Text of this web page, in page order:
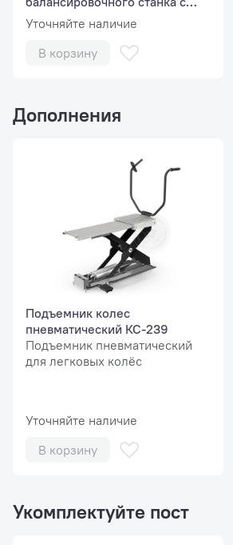
диагностическими функциями
Уточняйте наличие
В корзину
Дополнения
Подъемник колес
пневматический КС-239
Подъемник пневматический
для легковых колёс
Уточняйте наличие
В корзину
Укомплектуйте пост